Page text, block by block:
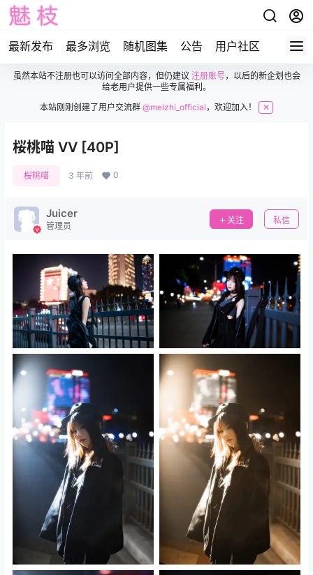
最新发布 最多浏览 随机图集 公告 用户社区
虽然本站不注册也可以访问全部内容，但仍建议 注册账号，以后的新企划也会
给老用户提供一些专属福利。
本站刚刚创建了用户交流群@meizhi_official ，欢迎加入！ ✕
桜桃喵 VV [40P]
桜桃喵 3 年前 0
Juicer
管理员
关注 私信